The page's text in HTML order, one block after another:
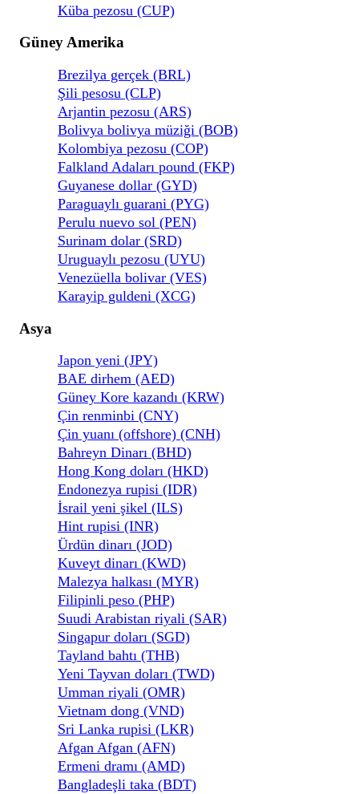
Küba pezosu (CUP)
Güney Amerika
Brezilya gerçek (BRL)
Şili pesosu (CLP)
Arjantin pezosu (ARS)
Bolivya bolivya müziği (BOB)
Kolombiya pezosu (COP)
Falkland Adaları pound (FKP)
Guyanese dollar (GYD)
Paraguaylı guarani (PYG)
Perulu nuevo sol (PEN)
Surinam dolar (SRD)
Uruguaylı pezosu (UYU)
Venezüella bolivar (VES)
Karayip guldeni (XCG)
Asya
Japon yeni (JPY)
BAE dirhem (AED)
Güney Kore kazandı (KRW)
Çin renminbi (CNY)
Çin yuanı (offshore) (CNH)
Bahreyn Dinarı (BHD)
Hong Kong doları (HKD)
Endonezya rupisi (IDR)
İsrail yeni şikel (ILS)
Hint rupisi (INR)
Ürdün dinarı (JOD)
Kuveyt dinarı (KWD)
Malezya halkası (MYR)
Filipinli peso (PHP)
Suudi Arabistan riyali (SAR)
Singapur doları (SGD)
Tayland bahtı (THB)
Yeni Tayvan doları (TWD)
Umman riyali (OMR)
Vietnam dong (VND)
Sri Lanka rupisi (LKR)
Afgan Afgan (AFN)
Ermeni dramı (AMD)
Bangladeşli taka (BDT)